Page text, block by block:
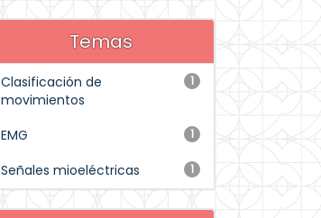
Temas
1
Clasificación de
movimientos
1
EMG
1
Señales mioeléctricas